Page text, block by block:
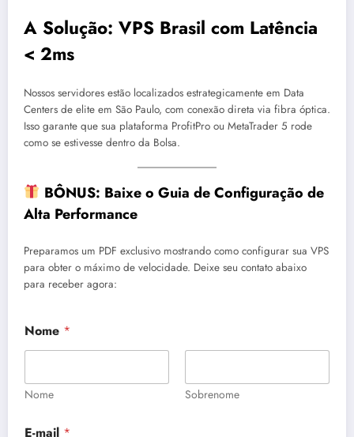
A Solução: VPS Brasil com Latência
< 2ms
Nossos servidores estão localizados estrategicamente em Data
Centers de elite em São Paulo, com conexão direta via fibra óptica.
Isso garante que sua plataforma ProfitPro ou MetaTrader 5 rode
como se estivesse dentro da Bolsa.
BÔNUS: Baixe o Guia de Configuração de
Alta Performance
Preparamos um PDF exclusivo mostrando como configurar sua VPS
para obter o máximo de velocidade. Deixe seu contato abaixo
para receber agora:
Nome *
Nome Sobrenome
E-mail *